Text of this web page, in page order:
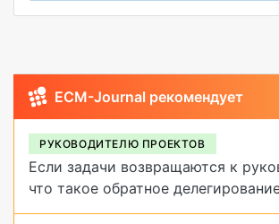
ECM-Journal рекомендует
РУКОВОДИТЕЛЮ ПРОЕКТОВ
Если задачи возвращаются к
что такое обратное
от него избавиться